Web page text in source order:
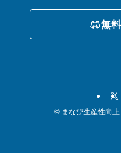
無
© まなび生産性向